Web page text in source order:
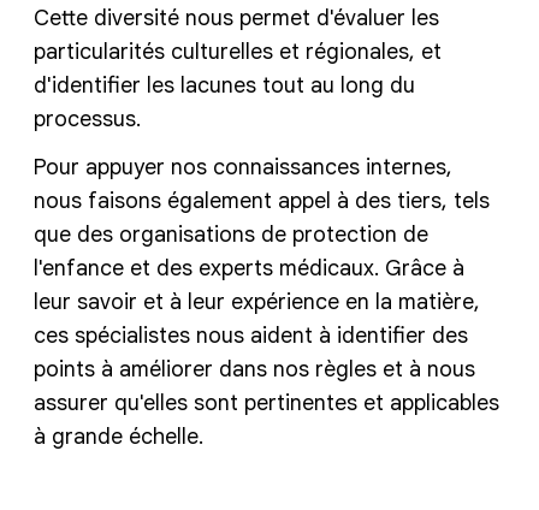
Cette diversité nous permet d'évaluer les
particularités culturelles et régionales, et
d'identifier les lacunes tout au long du
processus.
Pour appuyer nos connaissances internes,
nous faisons également appel à des tiers, tels
que des organisations de protection de
l'enfance et des experts médicaux. Grâce à
leur savoir et à leur expérience en la matière,
ces spécialistes nous aident à identifier des
points à améliorer dans nos règles et à nous
assurer qu'elles sont pertinentes et applicables
à grande échelle.